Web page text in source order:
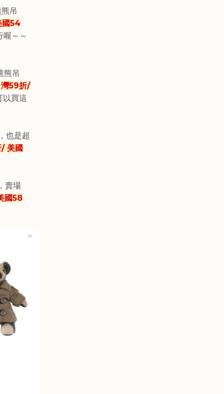
吊
國54
喔～～
吊
59折/
以買這
也是超
美國
賣場
國58